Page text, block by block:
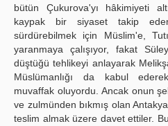
bütün Çukurova'yı hâkimiyeti
kaypak bir siyaset takip
sürdürebilmek için Müslim'e,
yaranmaya çalışıyor, fakat
düştüğü tehlikeyi anlayarak
Müslümanlığı da kabul
muvaffak oluyordu. Ancak onun
ve zulmünden bıkmış olan
teslim almak üzere davet ettiler.